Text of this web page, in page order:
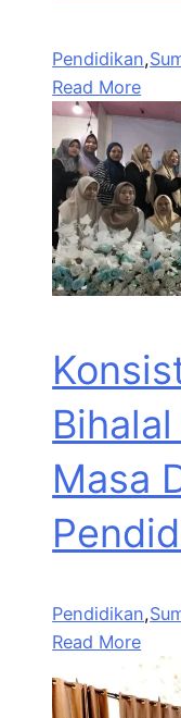
Pendidikan,
Read More
Masa
Pendidikan,
Read More